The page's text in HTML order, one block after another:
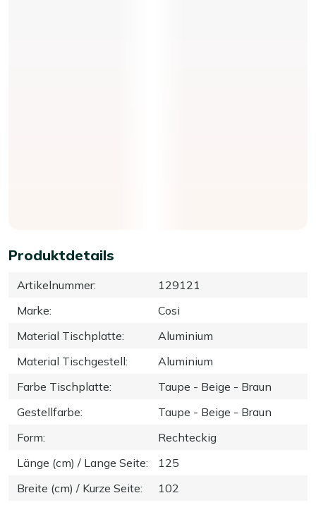
Produktdetails
Artikelnummer:
129121
Marke:
Cosi
Material Tischplatte:
Aluminium
Material Tischgestell:
Aluminium
Farbe Tischplatte:
Taupe - Beige - Braun
Gestellfarbe:
Taupe - Beige - Braun
Form:
Rechteckig
Länge (cm) / Lange Seite:
125
Breite (cm) / Kurze Seite: 102